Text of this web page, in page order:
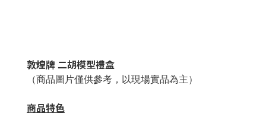
敦煌牌 二胡模型禮盒
（商品圖片僅供參考，以現場實品為主）
商品特色